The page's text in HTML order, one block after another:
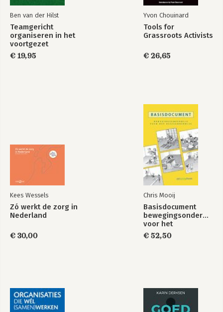
Ben van der Hilst
Teamgericht
organiseren in het
voortgezet
onderwijs
€ 19,95
Yvon Chouinard
Tools for
Grassroots Activists
€ 26,65
Kees Wessels
Zó werkt de zorg in
Nederland
€ 30,00
Chris Mooij
Basisdocument
bewegingsonderwijs
voor het
basisonderwijs
€ 52,50